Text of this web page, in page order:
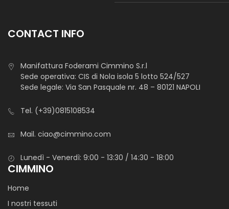
CONTACT INFO
Manifattura Foderami Cimmino S.r.l
Sede operativa: CIS di Nola isola 5 lotto 524/527
Sede legale: Via San Pasquale nr. 48 – 80121 NAPOLI
Tel. (+39)0815108534
Mail. ciao@cimmino.com
Lunedì - Venerdì: 9:00 - 13:30 / 14:30 - 18:00
CIMMINO
Home
I nostri tessuti